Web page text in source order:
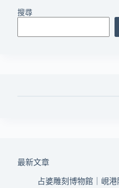
搜尋
最新文章
占婆雕刻博物館｜峴